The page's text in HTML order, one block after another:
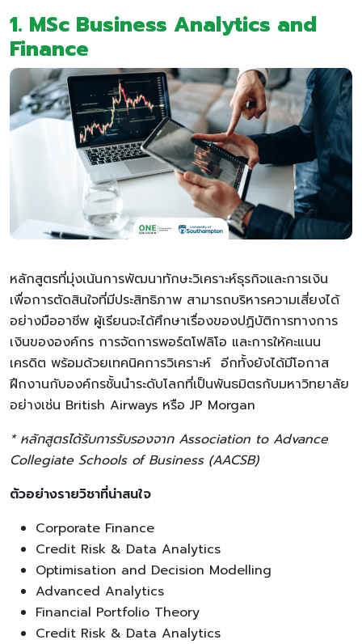
1. MSc Business Analytics and
Finance
หลักสูตรที่มุ่งเน้นการพัฒนาทักษะวิเคราะห์ธุรกิจและการเงิน
เพื่อการตัดสินใจที่มีประสิทธิภาพ สามารถบริหารความเสี่ยงได้
อย่างมืออาชีพ ผู้เรียนจะได้ศึกษาเรื่องของปฏิบัติการทางการ
เงินขององค์กร การจัดการพอร์ตโฟลิโอ และการให้คะแนน
เครดิต พร้อมด้วยเทคนิคการวิเคราะห์ อีกทั้งยังได้มีโอกาส
ฝึกงานกับองค์กรชั้นนำระดับโลกที่เป็นพันธมิตรกับมหาวิทยาลัย
อย่างเช่น British Airways หรือ JP Morgan
* หลักสูตรได้รับการรับรองจาก Association to Advance
Collegiate Schools of Business (AACSB)
ตัวอย่างรายวิชาที่น่าสนใจ
Corporate Finance
Credit Risk & Data Analytics
Optimisation and Decision Modelling
Advanced Analytics
Financial Portfolio Theory
Credit Risk & Data Analytics